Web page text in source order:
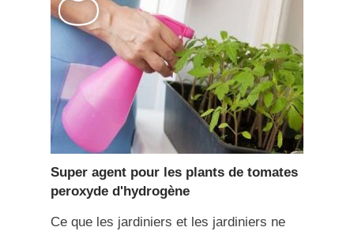
Super agent pour les plants de tomates
peroxyde d'hydrogène
Ce que les jardiniers et les jardiniers ne